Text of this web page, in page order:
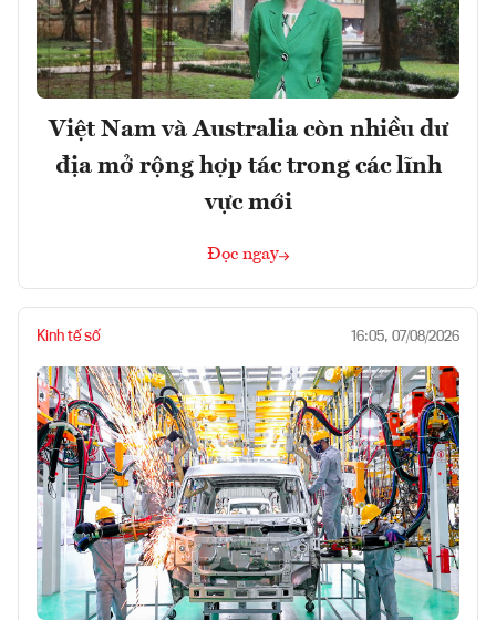
Việt Nam và Australia còn nhiều dư
địa mở rộng hợp tác trong các lĩnh
vực mới
Đọc ngay
Kinh tế số 16:05, 07/08/2026